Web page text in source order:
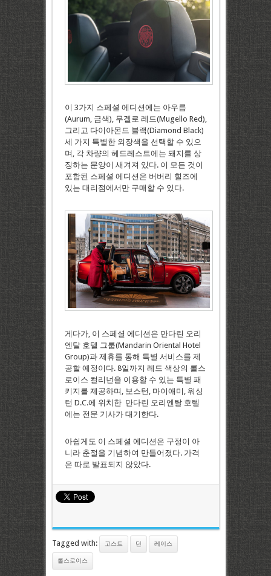
이 3가지 스페셜 에디션에는 아우름
(Aurum, 금색), 무겔로 레드(Mugello Red),
그리고 다이아몬드 블랙(Diamond Black)
세 가지 특별한 외장색을 선택할 수 있으
며, 각 차량의 헤드레스트에는 돼지를 상
징하는 문양이 새겨져 있다. 이 모든 것이
포함된 스페셜 에디션은 버버리 힐즈에
있는 대리점에서만 구매할 수 있다.
게다가, 이 스페셜 에디션은 만다린 오리
엔탈 호텔 그룹(Mandarin Oriental Hotel
Group)과 제휴를 통해 특별 서비스를 제
공할 예정이다. 8일까지 레드 색상의 롤스
로이스 컬리넌을 이용할 수 있는 특별 패
키지를 제공하며, 보스턴, 마이애미, 워싱
턴 D.C.에 위치한 만다린 오리엔탈 호텔
에는 전문 기사가 대기한다.
아쉽게도 이 스페셜 에디션은 구정이 아
니라 춘절을 기념하여 만들어졌다. 가격
은 따로 발표되지 않았다.
Tagged with: 고스트 던 레이스
롤스로이스